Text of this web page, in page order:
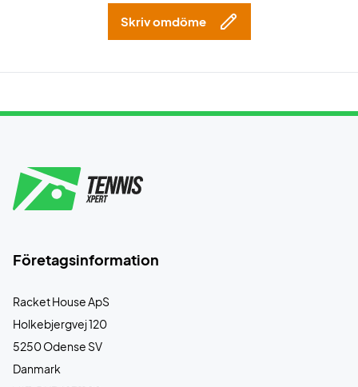
Skriv omdöme
Företagsinformation
Racket House ApS
Holkebjergvej 120
5250 Odense SV
Danmark